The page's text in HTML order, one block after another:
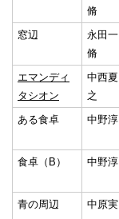
脩
窓辺
永田一
脩
エマンディ
タシオン
中西夏
之
ある食卓
中野淳
食卓（B） 中野淳
青の周辺 中原実